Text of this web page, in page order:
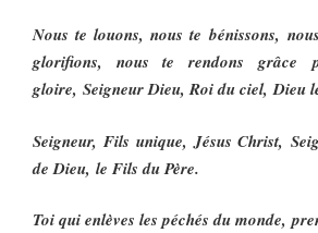
Nous te louons, nous te bénissons,
glorifions, nous te rendons grâce
gloire, Seigneur Dieu, Roi du ciel, Dieu
Seigneur, Fils unique, Jésus Christ,
de Dieu, le Fils du Père.
Toi qui enlèves les péchés du monde,